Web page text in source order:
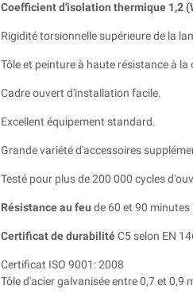
Coefficient d'isolation thermique 1,2
Rigidité torsionnelle supérieure de la
Tôle et peinture à haute résistance à
Cadre ouvert d'installation facile.
Excellent équipement standard.
Grande variété d'accessoires
Testé pour plus de 200 000 cycles
Résistance au feu de 60 et 90 minutes
Certificat de durabilitéC5 selon EN
Certificat ISO 9001: 2008
Tôle d'acier galvanisée entre 0,7 et 0,9